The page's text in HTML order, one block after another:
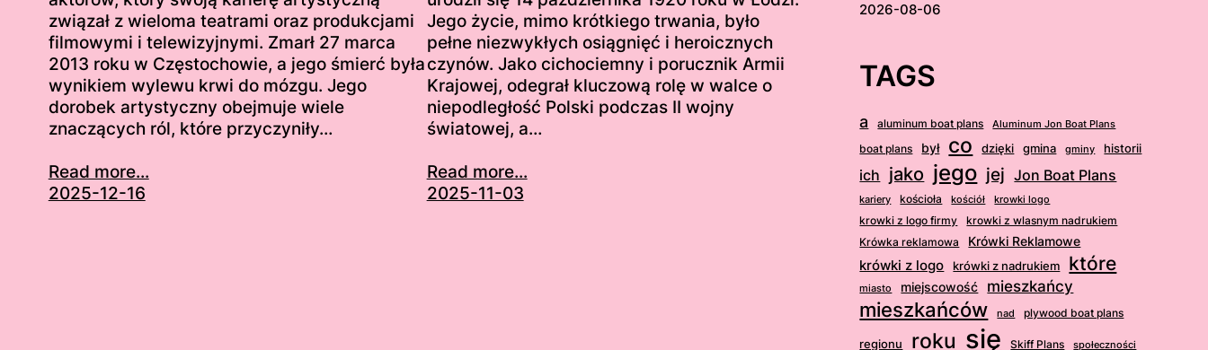
związał z wieloma teatrami oraz produkcjami
filmowymi i telewizyjnymi. Zmarł 27 marca
2013 roku w Częstochowie, a jego śmierć była
wynikiem wylewu krwi do mózgu. Jego
dorobek artystyczny obejmuje wiele
znaczących ról, które przyczyniły…
Read more...
2025-12-16
Jego życie, mimo krótkiego trwania, było
pełne niezwykłych osiągnięć i heroicznych
czynów. Jako cichociemny i porucznik Armii
Krajowej, odegrał kluczową rolę w walce o
niepodległość Polski podczas II wojny
światowej, a…
Read more...
2025-11-03
2026-08-06
TAGS
a aluminum boat plans Aluminum Jon Boat Plans
boat plans był co dzięki gmina gminy historii
ich jako jego jej Jon Boat Plans
kariery kościoła kościół krowki logo
krowki z logo firmy
krowki z wlasnym nadrukiem
Krówka reklamowa
Krówki Reklamowe
krówki z logo krówki z nadrukiem które
miasto miejscowość mieszkańcy
mieszkańców nad plywood boat plans
regionu roku się Skiff Plans społeczności